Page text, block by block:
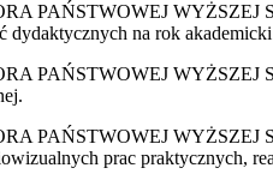
PAŃSTWOWEJ WYŻSZEJ
dydaktycznych na rok
PAŃSTWOWEJ WYŻSZEJ
PAŃSTWOWEJ WYŻSZEJ
prac praktycznych,